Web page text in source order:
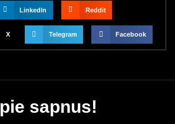
LinkedIn Reddit
X Telegram Facebook
sapnus!